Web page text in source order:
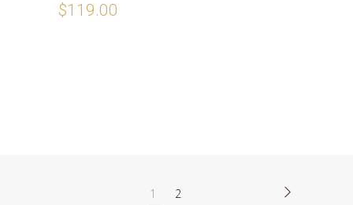
$119.00
1 2